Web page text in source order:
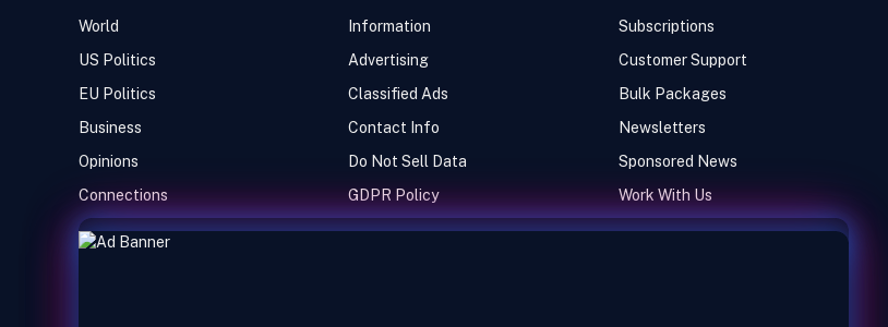
World
US Politics
EU Politics
Business
Opinions
Connections
Information
Advertising
Classified Ads
Contact Info
Do Not Sell Data
GDPR Policy
Subscriptions
Customer Support
Bulk Packages
Newsletters
Sponsored News
Work With Us